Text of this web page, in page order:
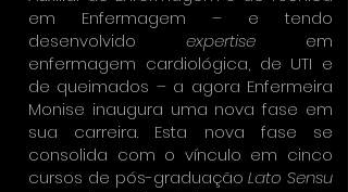
em Enfermagem – e tendo
desenvolvido expertise em
enfermagem cardiológica, de UTI e
de queimados – a agora Enfermeira
Monise inaugura uma nova fase em
sua carreira. Esta nova fase se
consolida com o vínculo em cinco
cursos de pós-graduaçãoLato Sensu